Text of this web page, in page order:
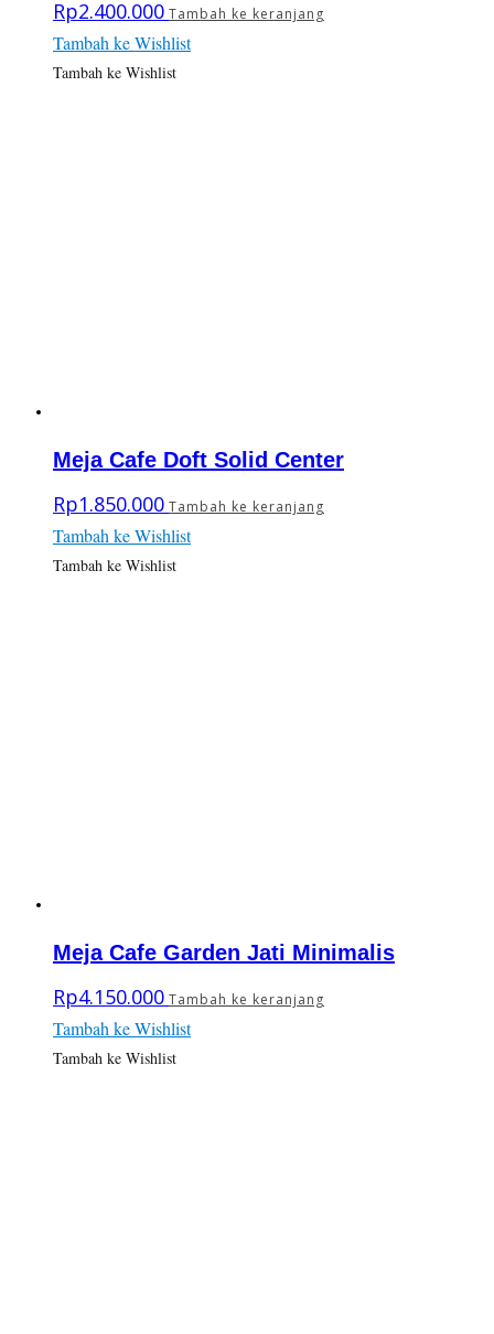
Rp2.400.000 Tambah ke keranjang
Tambah ke Wishlist
Tambah ke Wishlist
Meja Cafe Doft Solid Center
Rp1.850.000 Tambah ke keranjang
Tambah ke Wishlist
Tambah ke Wishlist
Meja Cafe Garden Jati Minimalis
Rp4.150.000 Tambah ke keranjang
Tambah ke Wishlist
Tambah ke Wishlist